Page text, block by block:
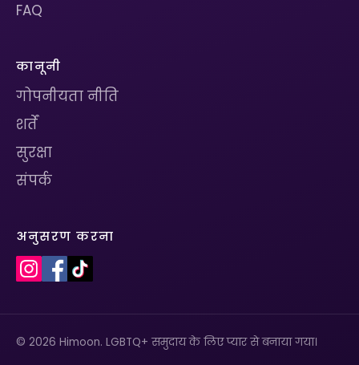
FAQ
कानूनी
गोपनीयता नीति
शर्तें
सुरक्षा
संपर्क
अनुसरण करना
© 2026 Himoon. LGBTQ+ समुदाय के लिए प्यार से बनाया गया।